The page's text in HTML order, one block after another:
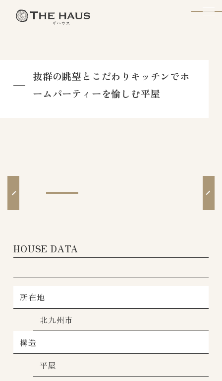
抜群の眺望とこだわりキッチンでホ
ームパーティーを愉しむ平屋
HOUSE DATA
所在地
北九州市
構造
平屋